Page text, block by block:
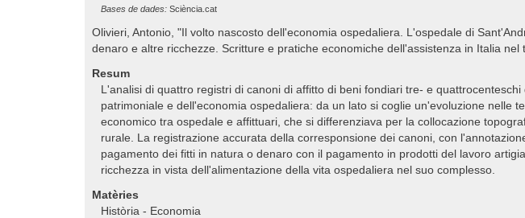
Bases de dades: Sciència.cat
Olivieri, Antonio, "Il volto nascosto dell'economia ospedaliera. L'ospedale di
denaro e altre ricchezze. Scritture e pratiche economiche dell'assistenza in Italia
Resum
L'analisi di quattro registri di canoni di affitto di beni fondiari tre- e
patrimoniale e dell'economia ospedaliera: da un lato si coglie un'evoluzione nelle
economico tra ospedale e affittuari, che si differenziava per la collocazione
rurale. La registrazione accurata della corresponsione dei canoni, con
pagamento dei fitti in natura o denaro con il pagamento in prodotti del lavoro
ricchezza in vista dell'alimentazione della vita ospedaliera nel suo complesso.
Matèries
Història - Economia